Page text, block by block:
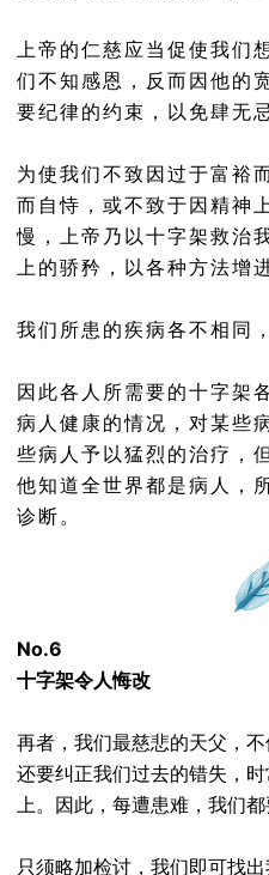
上帝的仁慈应当促使我们
们不知感恩，反而因他的
要纪律的约束，以免肆无
为使我们不致因过于富裕
而自恃，或不致于因精神
慢，上帝乃以十字架救治
上的骄矜，以各种方法增
我们所患的疾病各不相同
因此各人所需要的十字架
病人健康的情况，对某些
些病人予以猛烈的治疗，
他知道全世界都是病人，
诊断。
No.6
十字架令人悔改
再者，我们最慈悲的天父，
还要纠正我们过去的错失，
上。因此，每遭患难，我们都
只须略加检讨，我们即可找